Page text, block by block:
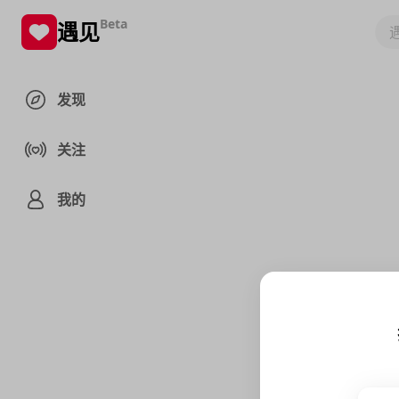
遇见Beta
发现
关注
我的